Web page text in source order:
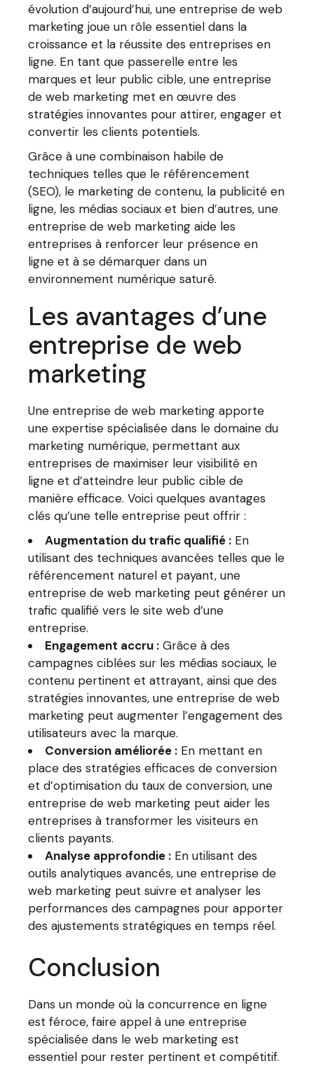
évolution d’aujourd’hui, une entreprise de web
marketing joue un rôle essentiel dans la
croissance et la réussite des entreprises en
ligne. En tant que passerelle entre les
marques et leur public cible, une entreprise
de web marketing met en œuvre des
stratégies innovantes pour attirer, engager et
convertir les clients potentiels.
Grâce à une combinaison habile de
techniques telles que le référencement
(SEO), le marketing de contenu, la publicité en
ligne, les médias sociaux et bien d’autres, une
entreprise de web marketing aide les
entreprises à renforcer leur présence en
ligne et à se démarquer dans un
environnement numérique saturé.
Les avantages d’une
entreprise de web
marketing
Une entreprise de web marketing apporte
une expertise spécialisée dans le domaine du
marketing numérique, permettant aux
entreprises de maximiser leur visibilité en
ligne et d’atteindre leur public cible de
manière efficace. Voici quelques avantages
clés qu’une telle entreprise peut offrir :
Augmentation du trafic qualifié : En
utilisant des techniques avancées telles que le
référencement naturel et payant, une
entreprise de web marketing peut générer un
trafic qualifié vers le site web d’une
entreprise.
Engagement accru : Grâce à des
campagnes ciblées sur les médias sociaux, le
contenu pertinent et attrayant, ainsi que des
stratégies innovantes, une entreprise de web
marketing peut augmenter l’engagement des
utilisateurs avec la marque.
Conversion améliorée : En mettant en
place des stratégies efficaces de conversion
et d’optimisation du taux de conversion, une
entreprise de web marketing peut aider les
entreprises à transformer les visiteurs en
clients payants.
Analyse approfondie : En utilisant des
outils analytiques avancés, une entreprise de
web marketing peut suivre et analyser les
performances des campagnes pour apporter
des ajustements stratégiques en temps réel.
Conclusion
Dans un monde où la concurrence en ligne
est féroce, faire appel à une entreprise
spécialisée dans le web marketing est
essentiel pour rester pertinent et compétitif.